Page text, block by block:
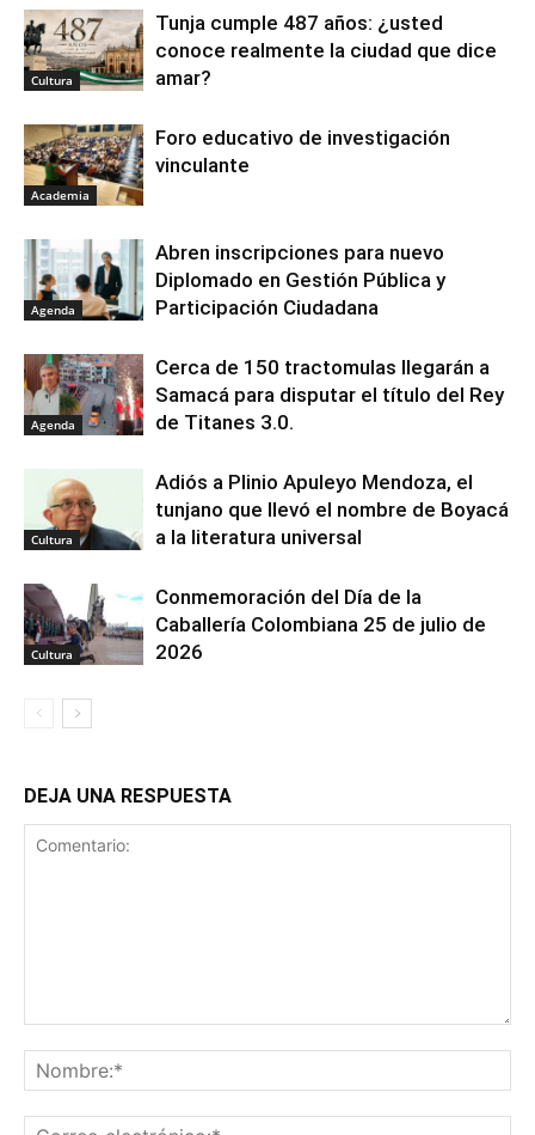
Cultura
Tunja cumple 487 años: ¿usted
conoce realmente la ciudad que dice
amar?
Academia
Foro educativo de investigación
vinculante
Agenda
Abren inscripciones para nuevo
Diplomado en Gestión Pública y
Participación Ciudadana
Agenda
Cerca de 150 tractomulas llegarán a
Samacá para disputar el título del Rey
de Titanes 3.0.
Cultura
Adiós a Plinio Apuleyo Mendoza, el
tunjano que llevó el nombre de Boyacá
a la literatura universal
Cultura
Conmemoración del Día de la
Caballería Colombiana 25 de julio de
2026
DEJA UNA RESPUESTA